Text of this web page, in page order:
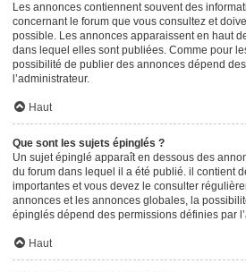
Les annonces contiennent souvent des
concernant le forum que vous consultez et
possible. Les annonces apparaissent en haut
dans lequel elles sont publiées. Comme pour
possibilité de publier des annonces dépend
l’administrateur.
Haut
Que sont les sujets épinglés ?
Un sujet épinglé apparaît en dessous des
du forum dans lequel il a été publié. il contient
importantes et vous devez le consulter
annonces et les annonces globales, la
épinglés dépend des permissions définies par
Haut